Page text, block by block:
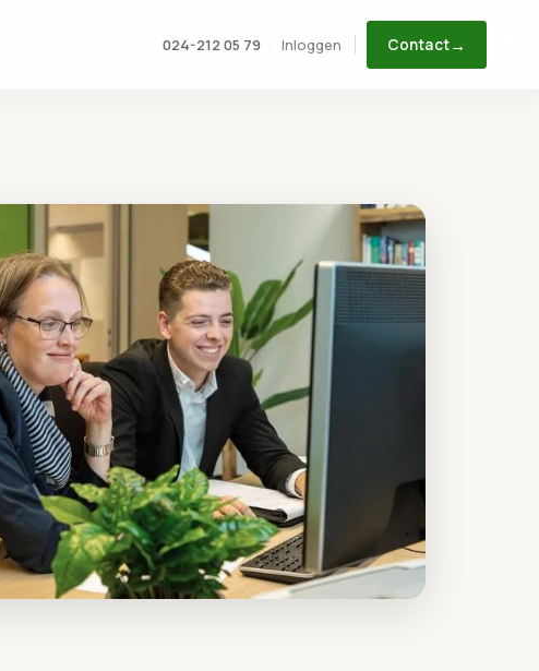
024-212 05 79 · Inloggen Contact→